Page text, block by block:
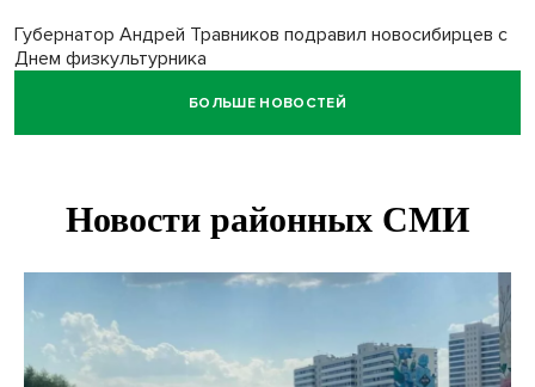
Губернатор Андрей Травников подравил новосибирцев с
Днем физкультурника
Семь рейсов за сутки отменили в новосибирском
В Новосибирске «Лада» сбила восьмиклассника на
Новосибирцам назвали точное количество выходных
дней на праздники в 2027 году
БОЛЬШЕ НОВОСТЕЙ